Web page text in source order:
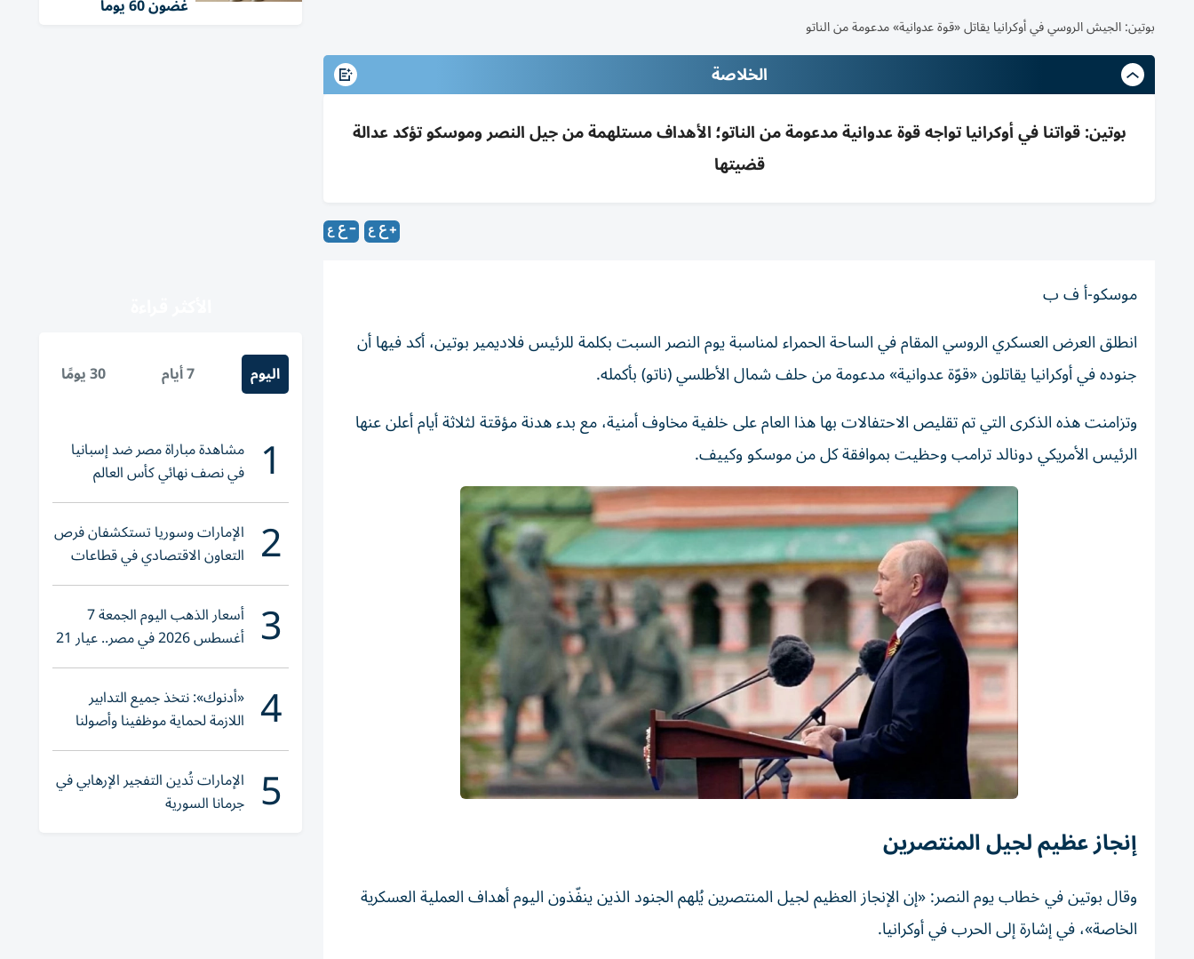
بوتين: الجيش الروسي في أوكرانيا يقاتل «قوة عدوانية» مدعومة من الناتو
الخلاصة
بوتين: قواتنا في أوكرانيا تواجه قوة عدوانية مدعومة من الناتو؛ الأهداف مستلهمة من جيل النصر وموسكو تؤكد عدالة
قضيتها
موسكو-أ ف ب
انطلق العرض العسكري الروسي المقام في الساحة الحمراء لمناسبة يوم النصر السبت بكلمة للرئيس فلاديمير بوتين، أكد فيها أن
جنوده في أوكرانيا يقاتلون «قوّة عدوانية» مدعومة من حلف شمال الأطلسي (ناتو) بأكمله.
وتزامنت هذه الذكرى التي تم تقليص الاحتفالات بها هذا العام على خلفية مخاوف أمنية، مع بدء هدنة مؤقتة لثلاثة أيام أعلن عنها
الرئيس الأمريكي دونالد ترامب وحظيت بموافقة كل من موسكو وكييف.
إنجاز عظيم لجيل المنتصرين
وقال بوتين في خطاب يوم النصر: «إن الإنجاز العظيم لجيل المنتصرين يُلهم الجنود الذين ينفّذون اليوم أهداف العملية العسكرية
الخاصة»، في إشارة إلى الحرب في أوكرانيا.
غضون 60 يوماً
اليوم 7 أيام 30 يومًا
1 مشاهدة مباراة مصر ضد إسبانيا
في نصف نهائي كأس العالم
لناشئات اليد 2026
2 الإمارات وسوريا تستكشفان فرص
التعاون الاقتصادي في قطاعات
حيوية
3 أسعار الذهب اليوم الجمعة 7
أغسطس 2026 في مصر.. عيار 21
يقترب من هذا الرقم
4 «أدنوك»: نتخذ جميع التدابير
اللازمة لحماية موظفينا وأصولنا
وعملياتنا
5 الإمارات تُدين التفجير الإرهابي في
جرمانا السورية